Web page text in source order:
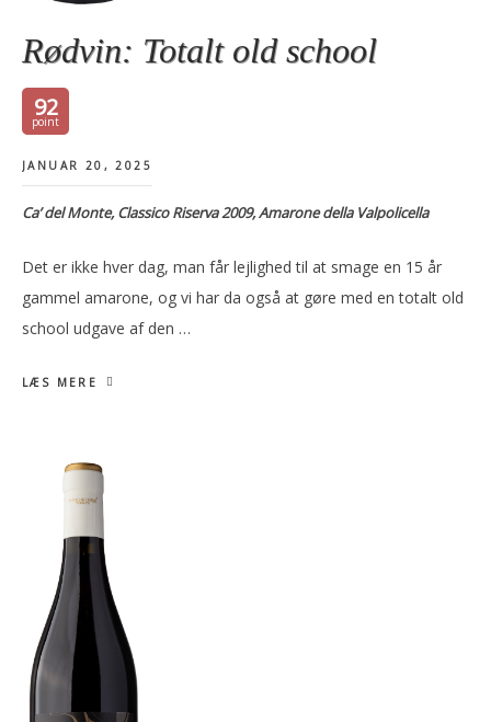
Rødvin: Totalt old school
92
JANUAR 20, 2025
Ca’ del Monte, Classico Riserva 2009, Amarone della Valpolicella
Det er ikke hver dag, man får lejlighed til at smage en 15 år
gammel amarone, og vi har da også at gøre med en totalt old
school udgave af den …
LÆS MERE